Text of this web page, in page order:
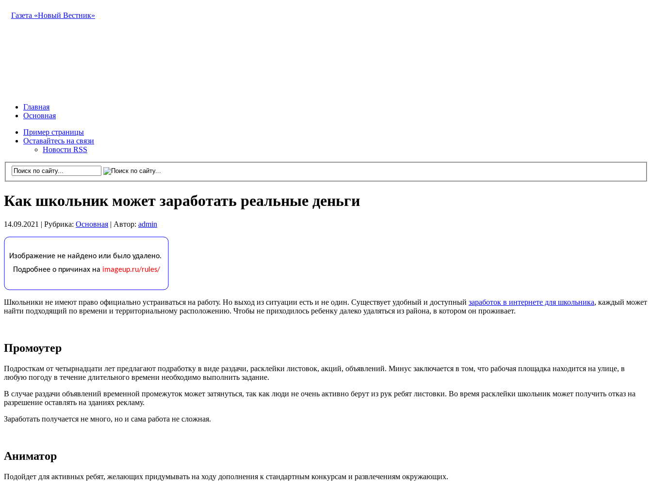
Газета «Новый Вестник»
Главная
Основная
Пример страницы
Оставайтесь на связи
Новости RSS
Как школьник может заработать реальные деньги
14.09.2021 | Рубрика: Основная Автор: admin
Школьники не имеют право официально устраиваться на работу. Но выход из ситуации есть и не один. Существует удобный и доступный заработок в интернете для школьника, каждый может
найти подходящий по времени и территориальному расположению. Чтобы не приходилось ребенку далеко удаляться из района, в котором он проживает.
Промоутер
Подросткам от четырнадцати лет предлагают подработку в виде раздачи, расклейки листовок, акций, объявлений. Минус заключается в том, что рабочая площадка находится на улице, в
любую погоду в течение длительного времени необходимо выполнить задание.
В случае раздачи объявлений временной промежуток может затянуться, так как люди не очень активно берут из рук ребят листовки. Во время расклейки школьник может получить отказ на
разрешение оставлять на зданиях рекламу.
Заработать получается не много, но и сама работа не сложная.
Аниматор
Подойдет для активных ребят, желающих придумывать на ходу дополнения к стандартным конкурсам и развлечениям окружающих.